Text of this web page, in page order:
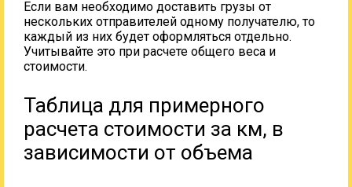
Если вам необходимо доставить грузы от
нескольких отправителей одному получателю, то
каждый из них будет оформляться отдельно.
Учитывайте это при расчете общего веса и
стоимости.
Таблица для примерного
расчета стоимости за км, в
зависимости от объема